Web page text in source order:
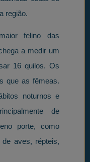
região.
felino das
a medir um
16 quilos. Os
que as fêmeas.
noturnos e
de
porte, como
aves, répteis,